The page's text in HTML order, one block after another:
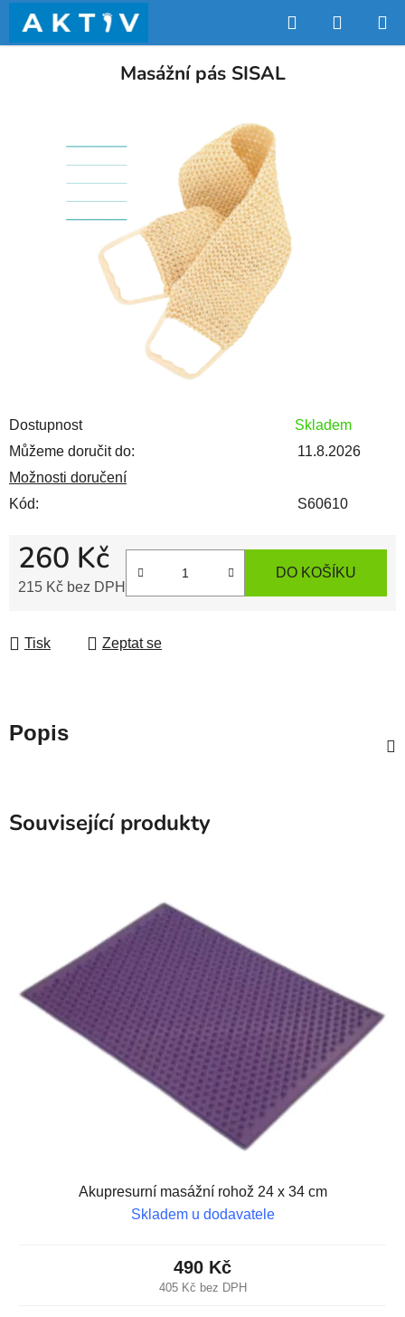
obsah
Hledat
KOŠÍK
Dostupnost
Skladem
Můžeme doručit do:
11.8.2026
Možnosti doručení
Kód:
S60610
260 Kč
215 Kč bez DPH
DO KOŠÍKU
Tisk Zeptat se
Masážní pás SISAL
Popis
Související produkty
Akupresurní masážní rohož 24 x 34 cm
Skladem u dodavatele
405 Kč bez DPH
490 Kč